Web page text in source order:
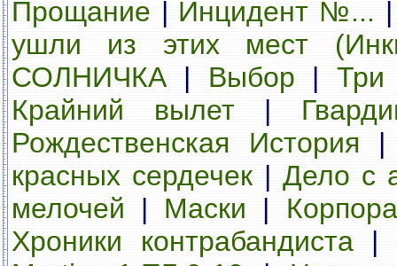
Прощание | Инцидент №...
ушли из этих мест
СОЛНИЧКА | Выбор | Три
Крайний вылет|
Рождественская История
красных сердечек | Дело с
мелочей | Маски |
Хроники контрабандиста|